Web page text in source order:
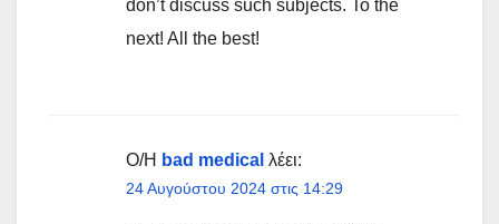
don’t discuss such subjects. To the
next! All the best!
Ο/Η bad medical λέει:
24 Αυγούστου 2024 στις 14:29